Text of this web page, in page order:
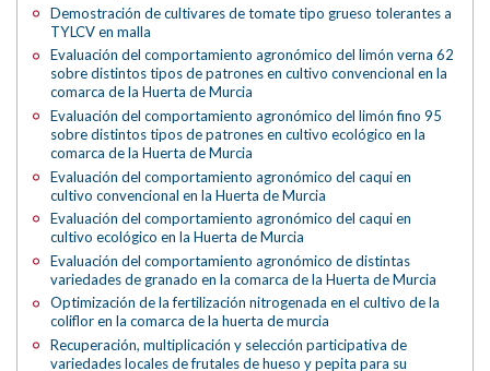
Demostración de cultivares de tomate tipo grueso tolerantes a
TYLCV en malla
Evaluación del comportamiento agronómico del limón verna 62
sobre distintos tipos de patrones en cultivo convencional en la
comarca de la Huerta de Murcia
Evaluación del comportamiento agronómico del limón fino 95
sobre distintos tipos de patrones en cultivo ecológico en la
comarca de la Huerta de Murcia
Evaluación del comportamiento agronómico del caqui en
cultivo convencional en la Huerta de Murcia
Evaluación del comportamiento agronómico del caqui en
cultivo ecológico en la Huerta de Murcia
Evaluación del comportamiento agronómico de distintas
variedades de granado en la comarca de la Huerta de Murcia
Optimización de la fertilización nitrogenada en el cultivo de la
coliflor en la comarca de la huerta de murcia
Recuperación, multiplicación y selección participativa de
variedades locales de frutales de hueso y pepita para su